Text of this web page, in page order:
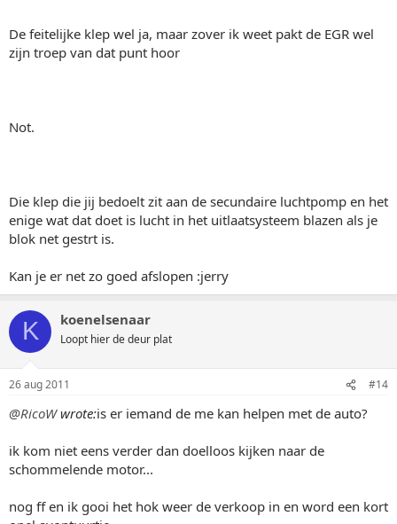
De feitelijke klep wel ja, maar zover ik weet pakt de EGR wel
zijn troep van dat punt hoor
Not.
Die klep die jij bedoelt zit aan de secundaire luchtpomp en het
enige wat dat doet is lucht in het uitlaatsysteem blazen als je
blok net gestrt is.
Kan je er net zo goed afslopen :jerry
K koenelsenaar
Loopt hier de deur plat
26 aug 2011 #14
@RicoWwrote:is er iemand de me kan helpen met de auto?
ik kom niet eens verder dan doelloos kijken naar de
schommelende motor...
nog ff en ik gooi het hok weer de verkoop in en word een kort